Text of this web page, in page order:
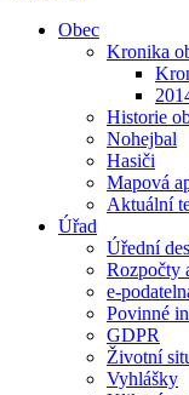
Obec
Kronika
Historie
Nohejbal
Hasiči
Mapová
Aktuální
Úřad
Úřední
Rozpočty
e-
Povinné
GDPR
Životní
Vyhlášky